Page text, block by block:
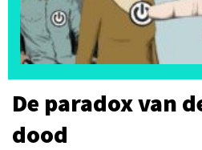
De paradox van
dood